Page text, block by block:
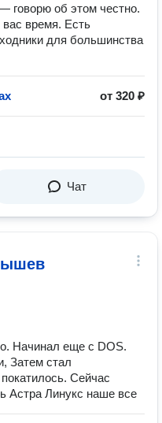
говорю об этом честно.
время. Есть
для большинства
от 320 ₽
Чат
Начинал еще с DOS.
Затем стал
Сейчас
Астра Линукс наше все